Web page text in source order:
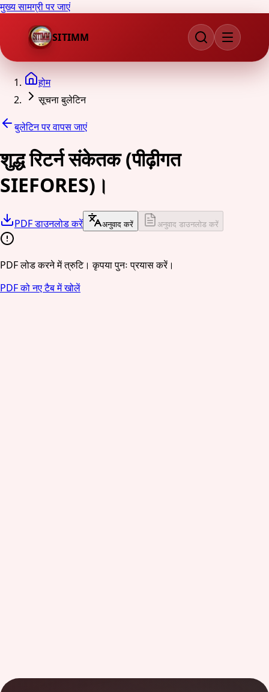
मुख्य सामग्री पर जाएं
SITIMM
होम
सूचना बुलेटिन
बुलेटिन पर वापस जाएं
शुद्ध रिटर्न संकेतक (पीढ़ीगत
SIEFORES)।
PDF डाउनलोड करें अनुवाद करें अनुवाद डाउनलोड करें
PDF लोड करने में त्रुटि। कृपया पुनः प्रयास करें।
PDF को नए टैब में खोलें